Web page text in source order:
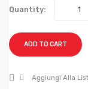
Quantity:
ADD TO CART
Aggiungi Alla